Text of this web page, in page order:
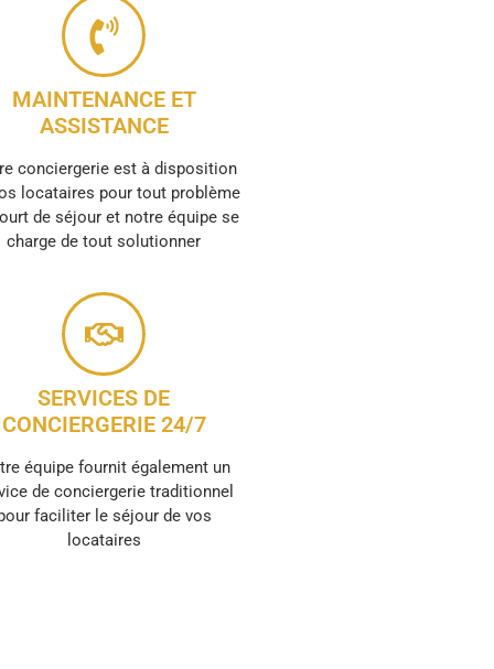
MAINTENANCE ET
ASSISTANCE
conciergerie est à disposition
locataires pour tout problème
de séjour et notre équipe se
charge de tout solutionner
SERVICES DE
CONCIERGERIE 24/7
équipe fournit également un
de conciergerie traditionnel
faciliter le séjour de vos
locataires